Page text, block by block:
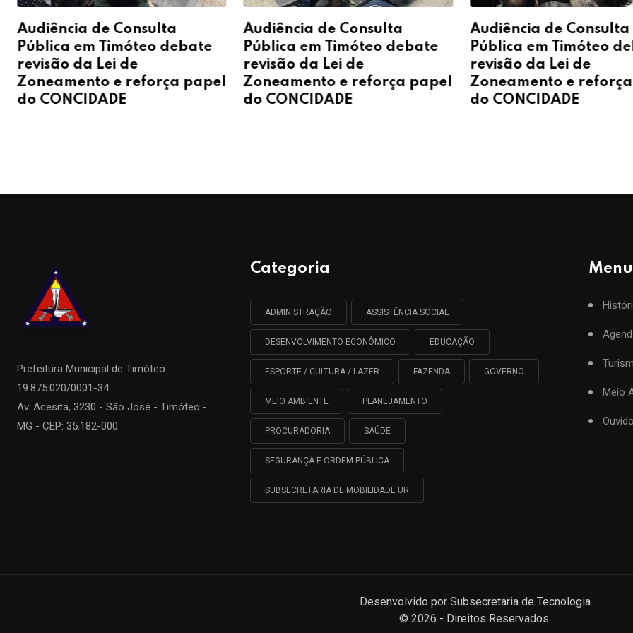
Audiência de Consulta
Pública em Timóteo debate
revisão da Lei de
Zoneamento e reforça papel
do CONCIDADE
Audiência de Consulta
Pública em Timóteo debate
revisão da Lei de
Zoneamento e reforça papel
do CONCIDADE
Audiência de Consulta
Pública em Timóteo
revisão da Lei de
Zoneamento e reforça
do CONCIDADE
Prefeitura Municipal de Timóteo
19.875.020/0001-34
Av. Acesita, 3230 - São José - Timóteo -
MG - CEP: 35.182-000
Categoria
ADMINISTRAÇÃO ASSISTÊNCIA SOCIAL
DESENVOLVIMENTO ECONÔMICO EDUCAÇÃO
ESPORTE / CULTURA / LAZER FAZENDA GOVERNO
MEIO AMBIENTE PLANEJAMENTO
PROCURADORIA SAÚDE
SEGURANÇA E ORDEM PÚBLICA
SUBSECRETARIA DE MOBILIDADE UR
Menu
Meio
Desenvolvido por Subsecretaria de Tecnologia
© 2026 - Direitos Reservados.